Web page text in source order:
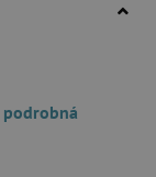
podrobná